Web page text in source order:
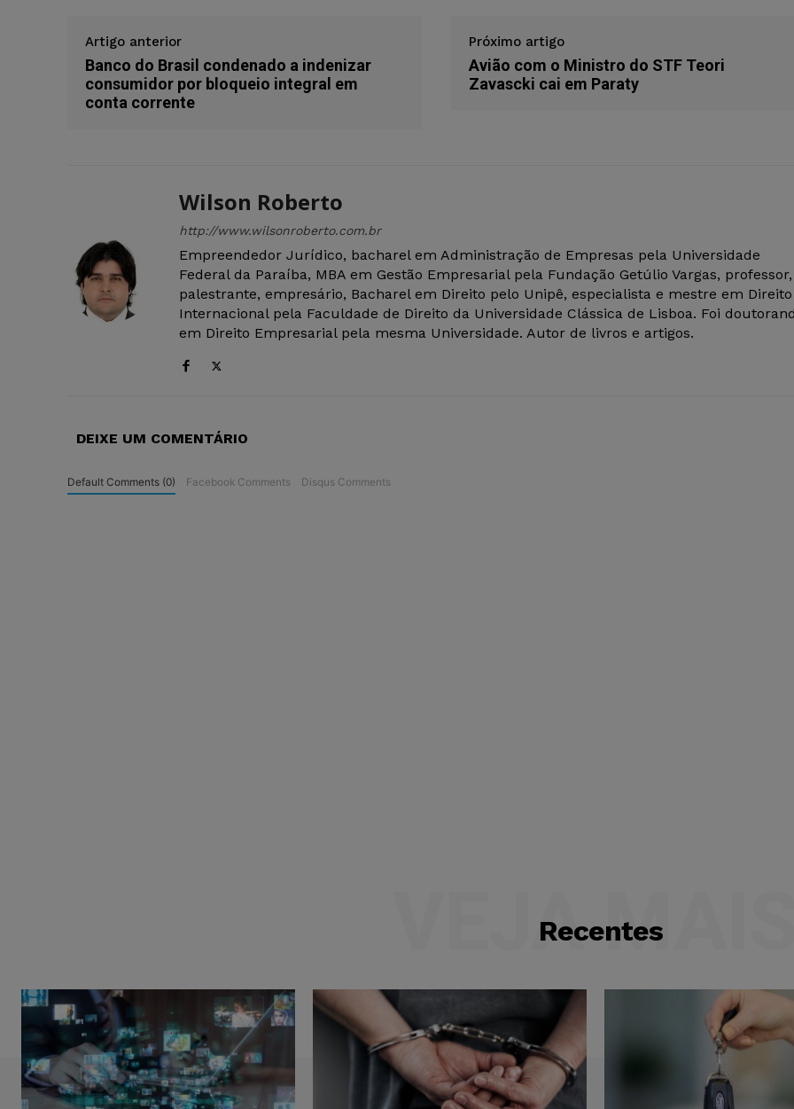
Artigo anterior
Banco do Brasil condenado a indenizar
consumidor por bloqueio integral em
conta corrente
Próximo artigo
Avião com o Ministro do STF Teori
Zavascki cai em Paraty
Wilson Roberto
http://www.wilsonroberto.com.br
Empreendedor Jurídico, bacharel em Administração de Empresas pela Universidade
Federal da Paraíba, MBA em Gestão Empresarial pela Fundação Getúlio Vargas, professor,
palestrante, empresário, Bacharel em Direito pelo Unipê, especialista e mestre em Direito
Internacional pela Faculdade de Direito da Universidade Clássica de Lisboa. Foi
em Direito Empresarial pela mesma Universidade. Autor de livros e artigos.
DEIXE UM COMENTÁRIO
Default Comments (0) Facebook Comments Disqus Comments
Recentes
VEJA